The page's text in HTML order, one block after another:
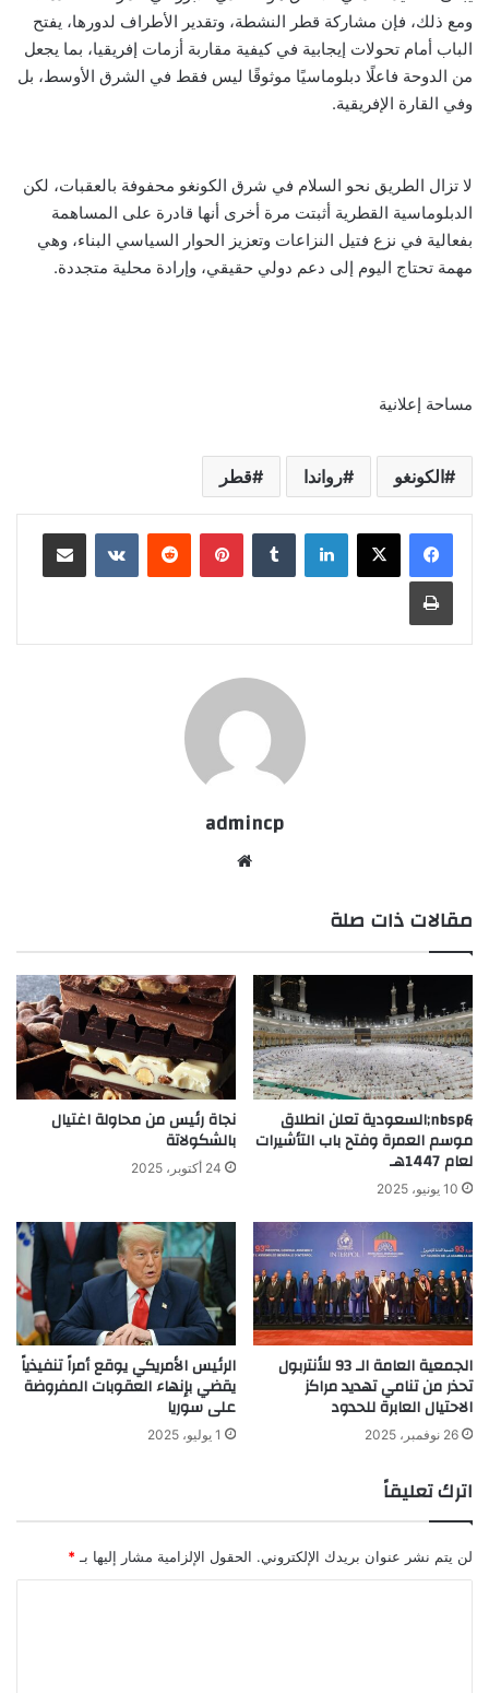
ومع ذلك، فإن مشاركة قطر النشطة، وتقدير الأطراف لدورها، يفتح
الباب أمام تحولات إيجابية في كيفية مقاربة أزمات إفريقيا، بما يجعل
من الدوحة فاعلًا دبلوماسيًا موثوقًا ليس فقط في الشرق الأوسط، بل
وفي القارة الإفريقية.
لا تزال الطريق نحو السلام في شرق الكونغو محفوفة بالعقبات، لكن
الدبلوماسية القطرية أثبتت مرة أخرى أنها قادرة على المساهمة
بفعالية في نزع فتيل النزاعات وتعزيز الحوار السياسي البناء، وهي
مهمة تحتاج اليوم إلى دعم دولي حقيقي، وإرادة محلية متجددة.
مساحة إعلانية
الكونغو رواندا قطر
لينكدإن بينتيريست
admincp
مقالات ذات صلة
&nbsp;السعودية تعلن انطلاق
موسم العمرة وفتح باب التأشيرات
لعام 1447هـ
10 يونيو، 2025
نجاة رئيس من محاولة اغتيال
بالشكولاتة
24 أكتوبر، 2025
الجمعية العامة الـ 93 للأنتربول
تحذر من تنامي تهديد مراكز
الاحتيال العابرة للحدود
26 نوفمبر، 2025
الرئيس الأمريكي يوقع أمراً تنفيذياً
يقضي بإنهاء العقوبات المفروضة
على سوريا
1 يوليو، 2025
اترك تعليقاً
لن يتم نشر عنوان بريدك الإلكتروني. الحقول الإلزامية مشار إليها بـ *